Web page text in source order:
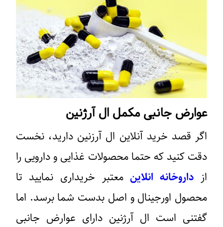
عوارض جانبی مکمل ال آرژنین
اگر قصد خرید آنلاین ال آرزنین دارید، نخست
دقت کنید که حتما محصولات غذایی و دارویی را
از داروخانه انلاین معتبر خریداری نمایید تا
محصول اورجینال و اصل بدست شما برسد. اما
گفتنی است ال آرژنین دارای عوارض جانبی